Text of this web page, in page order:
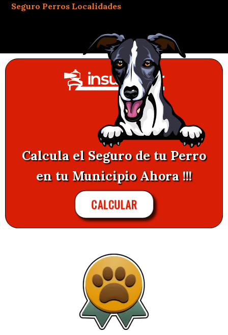
Seguro Perros Localidades
Calcula el Seguro de tu Perro
en tu Municipio Ahora !!!
CALCULAR